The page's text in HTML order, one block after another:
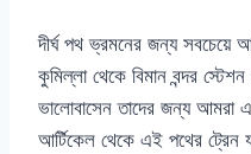
দীর্ঘ পথ ভ্রমনের জন্য সবচেয়ে
কুমিল্লা থেকে বিমান বন্দর
ভালোবাসেন তাদের জন্য আমরা
আর্টিকেল থেকে এই পথের ট্রেন